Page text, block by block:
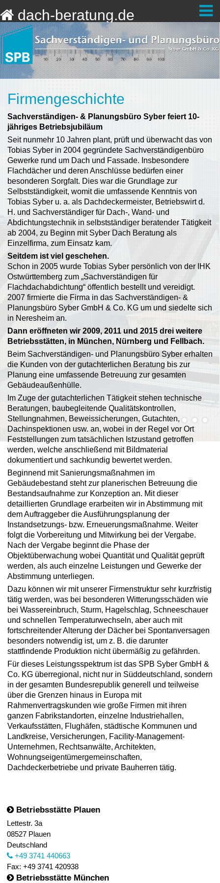
dach-beratung.de
Firmengeschichte
Sachverständigen- & Planungsbüro Syber feiert 10-
jähriges Betriebsjubiläum
Seit nunmehr 10 Jahren plant, prüft und überwacht das von
Tobias Syber in 2004 gegründete Sachverständigenbüro
Gewerke rund um Dach und Fassade. Insbesondere
Flachdächer und deren Anschlüsse bedürfen einer
besonderen Sorgfalt. Dies war die Grundlage zur
Selbstständigkeit, womit die umfassende Kenntnis von
Tobias Syber u. a. als Dachdeckermeister, Betriebswirt d.
H. und Sachverständiger für Dach-, Wand- und
Abdichtungstechnik in selbstständiger beratender Tätigkeit
ab 2004, zu Beginn mit Syber Dach Beratung als
Einzelfirma, zum Einsatz kam.
Seitdem ist viel geschehen.
Schon in 2005 wurde Tobias Syber persönlich von der IHK
Ostwürttemberg zum „Sachverständigen für
Flachdachabdichtung“ öffentlich bestellt und vereidigt.
2007 firmierte die Firma in das Sachverständigen- &
Planungsbüro Syber GmbH & Co. KG um und siedelte sich
in Neresheim an.
Dann eröffneten wir 2009, 2011 und 2015 drei weitere
Betriebsstätten, in München, Nürnberg und Fellbach.
Beim Sachverständigen- und Planungsbüro Syber erhalten
die Kunden von der gutachterlichen Beratung bis zur
Planung eine umfassende Betreuung zur gesamten
Gebäudeaußenhülle.
Im Zuge der gutachterlichen Tätigkeit stehen technische
Beratungen, baubegleitende Qualitätskontrollen,
Stellungnahmen, Beweissicherungen, Gutachten,
Dachinspektionen usw. an, wobei in der Regel vor Ort
Feststellungen zum tatsächlichen Istzustand getroffen
werden, welche anschließend mit Bildmaterial
dokumentiert und sachkundig bewertet werden.
Beginnend mit Sanierungsmaßnahmen im
Gebäudebestand steht zur planerischen Betreuung die
Bestandsaufnahme zur Konzeption an. Mit dieser
detaillierten Grundlage erarbeiten wir in Abstimmung mit
dem Auftraggeber die Ausführungsplanung der
Instandsetzungs- bzw. Erneuerungsmaßnahme. Weiter
folgt die Vorbereitung und Mitwirkung bei der Vergabe.
Nach der Vergabe beginnt die Phase der
Objektüberwachung wobei Quantität und Qualität geprüft
werden, als auch einzelne Leistungen und Gewerke der
Abstimmung unterliegen.
Dazu können wir mit unserer Firmenstruktur sehr kurzfristig
tätig werden, was bei besonderen Witterungsschäden wie
bei Wassereinbruch, Sturm, Hagelschlag, Schneeschauer
und schnellen Temperaturwechseln, aber auch mit
fortschreitender Alterung der Dächer bei Spontanversagen
besonders notwendig ist, um z. B. die darunter
stattfindende Produktion nicht übermäßig zu gefährden.
Für dieses Leistungsspektrum ist das SPB Syber GmbH &
Co. KG überregional, nicht nur in Süddeutschland, sondern
in der gesamten Bundesrepublik generell und teilweise
über die Grenzen hinaus in Europa mit
Rahmenvertragskunden wie große Firmen mit ihren
ganzen Fabrikstandorten, einzelne Industriehallen,
Verkaufsstätten, Flughäfen, städtische Kommunen und
Landkreise, Versicherungen, Facility-Management-
Unternehmen, Rechtsanwälte, Architekten,
Wohnungseigentümergemeinschaften,
Dachdeckerbetriebe und private Bauherren tätig.
Betriebsstätte Plauen
Lettestr. 3a
08527 Plauen
Deutschland
+49 3741 440663
Fax: +49 3741 420938
Betriebsstätte München